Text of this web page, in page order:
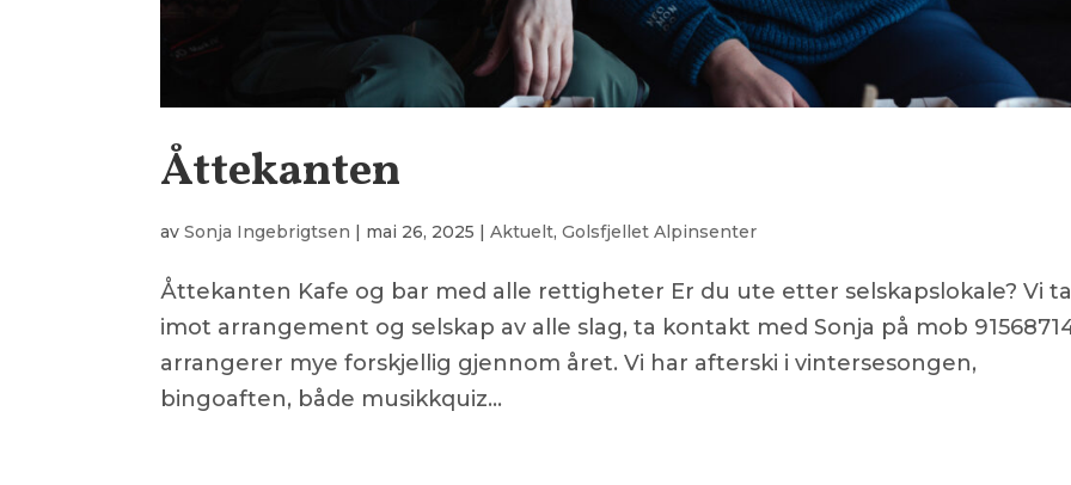
Åttekanten
avSonja Ingebrigtsen | mai 26, 2025 |Aktuelt,Golsfjellet Alpinsenter
Åttekanten Kafe og bar med alle rettigheter Er du ute etter selskapslokale? Vi
imot arrangement og selskap av alle slag, ta kontakt med Sonja på mob
arrangerer mye forskjellig gjennom året. Vi har afterski i vintersesongen,
bingoaften, både musikkquiz...